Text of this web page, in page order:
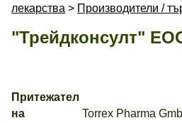
лекарства > Производители /
"Трейдконсулт"
Притежател
на
Torrex Pharma